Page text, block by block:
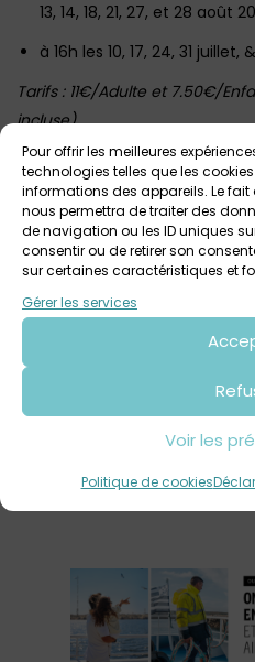
Pour offrir les meilleures
technologies telles que les
informations des appareils. Le
nous permettra de traiter des
de navigation ou les ID uniques
consentir ou de retirer son
sur certaines caractéristiques et
Gérer les services
Voir les
Politique de cookies
13, 14, 18, 21, 27, et 28 août
à 16h les 10, 17, 24, 31
Tarifs : 11€/Adulte et 7.50€/
incluse)
Tout public, accessibilité PMR
Sur inscription au 02 98 68 81
domaine.menez.meur@pnr-